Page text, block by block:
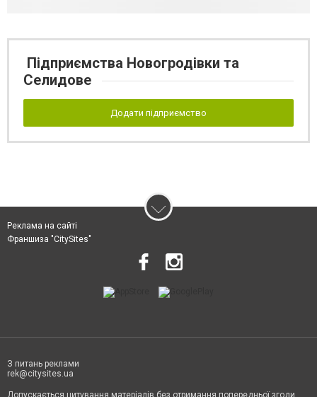
Підприємства Новогродівки та
Селидове
Додати підприємство
Реклама на сайті
Франшиза "CitySites"
З питань реклами
rek@citysites.ua
Допускається цитування матеріалів без отримання попередньої згоди